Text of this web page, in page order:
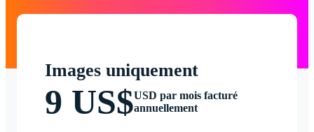
Images uniquement
9 US$USD par mois facturé
annuellement